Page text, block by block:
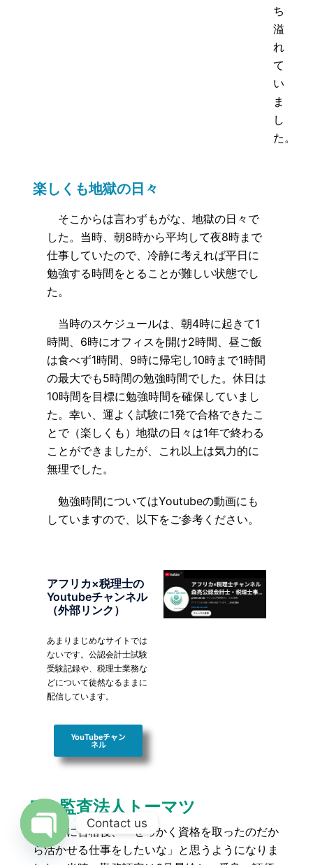
ち
溢
れ
て
い
ま
し
た。
楽しくも地獄の日々
そこからは言わずもがな、地獄の日々で
した。当時、朝8時から平均して夜8時まで
仕事していたので、冷静に考えれば平日に
勉強する時間をとることが難しい状態でし
た。
当時のスケジュールは、朝4時に起きて1
時間、6時にオフィスを開け2時間、昼ご飯
は食べず1時間、9時に帰宅し10時まで1時間
の最大でも5時間の勉強時間でした。休日は
10時間を目標に勉強時間を確保していまし
た。幸い、運よく試験に1発で合格できたこ
とで（楽しくも）地獄の日々は1年で終わる
ことができましたが、これ以上は気力的に
無理でした。
勉強時間についてはYoutubeの動画にも
していますので、以下をご参考ください。
アフリカ×税理士の
Youtubeチャンネル
（外部リンク）
あまりまじめなサイトでは
ないです。公認会計士試験
受験記録や、税理士業務な
どについて徒然なるままに
配信しています。
YouTubeチャン
ネル
５ 監査法人トーマツ
試験に合格後、「せっかく資格を取ったのだか
ら活かせる仕事をしたいな」と思うようになりま
Contact us
OPEN CHATY